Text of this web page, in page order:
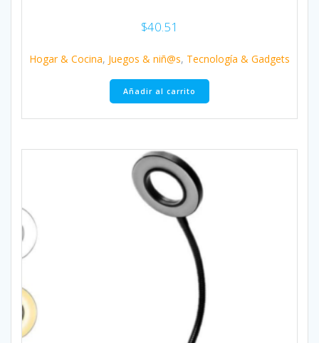
$40.51
Hogar & Cocina, Juegos & niñ@s, Tecnología & Gadgets
Añadir al carrito